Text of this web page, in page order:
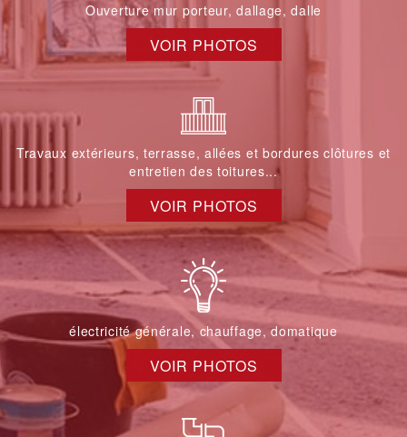
Ouverture mur porteur, dallage, dalle
VOIR PHOTOS
Travaux extérieurs, terrasse, allées et bordures clôtures et
entretien des toitures...
VOIR PHOTOS
électricité générale, chauffage, domatique
VOIR PHOTOS